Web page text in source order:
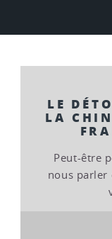
LE
LA
Peut-être
nous parler